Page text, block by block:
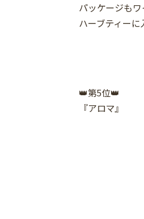
パッケージもワ
ハーブティー
👑第5位👑
『アロマ』